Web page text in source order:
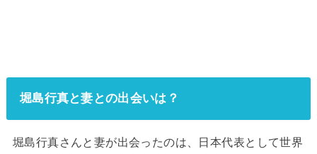
堀島行真と妻との出会いは？
堀島行真さんと妻が出会ったのは、日本代表として世界